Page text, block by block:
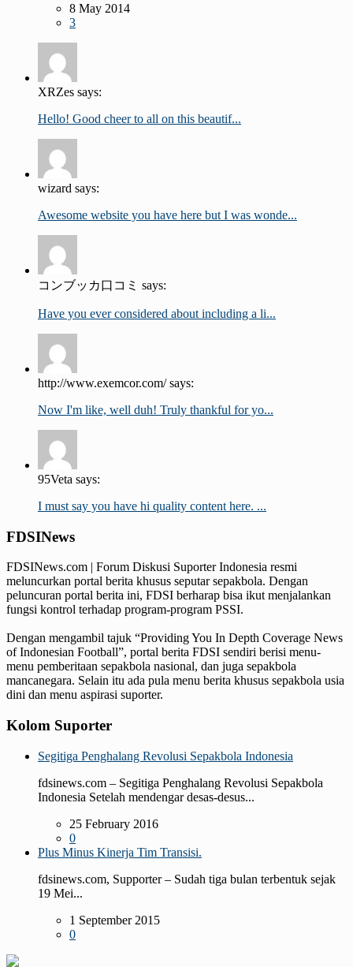
8 May 2014
3
XRZes says:
Hello! Good cheer to all on this beautif...
wizard says:
Awesome website you have here but I was wonde...
コンブッカ口コミ says:
Have you ever considered about including a li...
http://www.exemcor.com/ says:
Now I'm like, well duh! Truly thankful for yo...
95Veta says:
I must say you have hi quality content here. ...
FDSINews
FDSINews.com | Forum Diskusi Suporter Indonesia resmi
meluncurkan portal berita khusus seputar sepakbola. Dengan
peluncuran portal berita ini, FDSI berharap bisa ikut menjalankan
fungsi kontrol terhadap program-program PSSI.
Dengan mengambil tajuk “Providing You In Depth Coverage News
of Indonesian Football”, portal berita FDSI sendiri berisi menu-
menu pemberitaan sepakbola nasional, dan juga sepakbola
mancanegara. Selain itu ada pula menu berita khusus sepakbola usia
dini dan menu aspirasi suporter.
Kolom Suporter
Segitiga Penghalang Revolusi Sepakbola Indonesia
fdsinews.com – Segitiga Penghalang Revolusi Sepakbola
Indonesia Setelah mendengar desas-desus...
25 February 2016
0
Plus Minus Kinerja Tim Transisi.
fdsinews.com, Supporter – Sudah tiga bulan terbentuk sejak
19 Mei...
1 September 2015
0